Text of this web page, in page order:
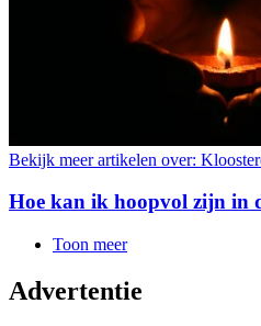
Bekijk meer artikelen over:
Hoe kan ik hoopvol zijn in
Toon meer
Advertentie